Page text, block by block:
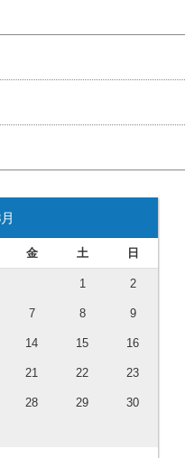
金 土 日
1 2
7 8 9
14 15 16
21 22 23
28 29 30